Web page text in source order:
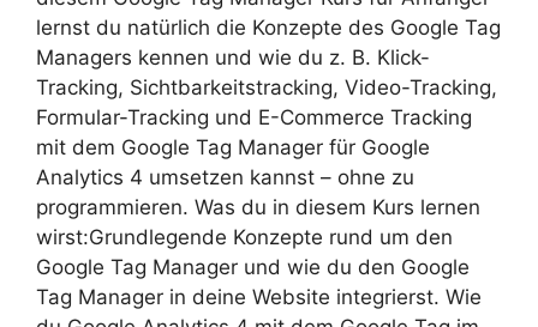
lernst du natürlich die Konzepte des Google Tag
Managers kennen und wie du z. B. Klick-
Tracking, Sichtbarkeitstracking, Video-Tracking,
Formular-Tracking und E-Commerce Tracking
mit dem Google Tag Manager für Google
Analytics 4 umsetzen kannst – ohne zu
programmieren. Was du in diesem Kurs lernen
wirst:Grundlegende Konzepte rund um den
Google Tag Manager und wie du den Google
Tag Manager in deine Website integrierst. Wie